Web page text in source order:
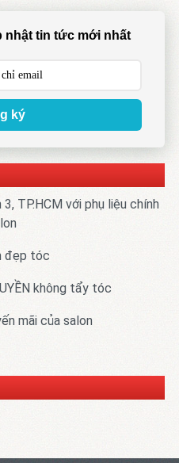
nhật tin tức mới nhất
ký
TP.HCM với phụ liệu chính
đẹp tóc
không tẩy tóc
mãi của salon